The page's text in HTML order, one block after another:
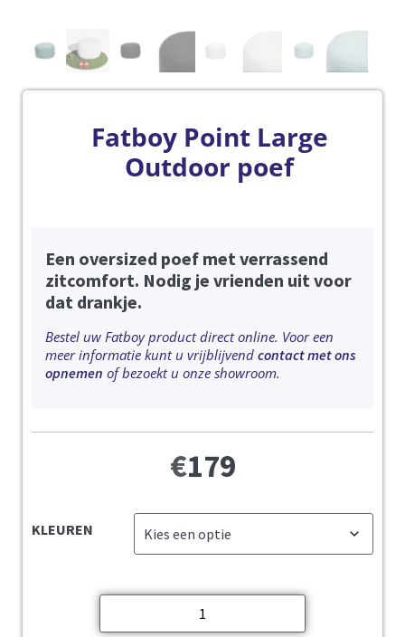
Fatboy Point Large
Outdoor poef
Een oversized poef met verrassend
zitcomfort. Nodig je vrienden uit voor
dat drankje.
Bestel uw Fatboy product direct online. Voor een
meer informatie kunt u vrijblijvend contact met ons
opnemen of bezoekt u onze showroom.
€179
KLEUREN